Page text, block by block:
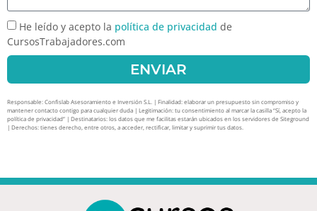
He leído y acepto la política de privacidad de
CursosTrabajadores.com
ENVIAR
Responsable: Confislab Asesoramiento e Inversión S.L. | Finalidad: elaborar un presupuesto sin compromiso y
mantener contacto contigo para cualquier duda | Legitimación: tu consentimiento al marcar la casilla “Sí, acepto la
política de privacidad” | Destinatarios: los datos que me facilitas estarán ubicados en los servidores de Siteground
| Derechos: tienes derecho, entre otros, a acceder, rectificar, limitar y suprimir tus datos.